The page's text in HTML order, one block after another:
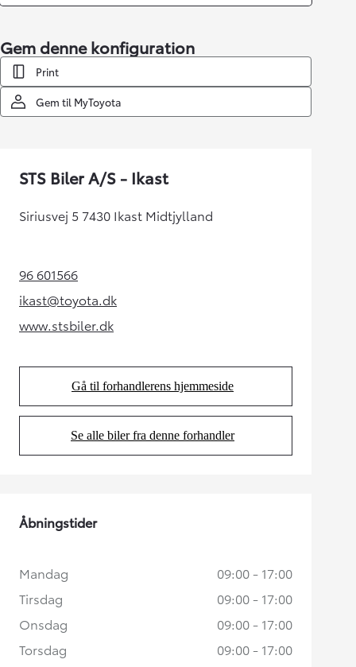
Gem denne konfiguration
Print
Gem til MyToyota
STS Biler A/S - Ikast
Siriusvej 5 7430 Ikast Midtjylland
96 601566(Opens in new tab)
ikast@toyota.dk(Opens in new tab)
www.stsbiler.dk(Opens in new tab)
Gå til forhandlerens hjemmeside
(Opens in new tab)
Se alle biler fra denne forhandler
(Opens in new tab)
Åbningstider
Mandag
09:00 - 17:00
Tirsdag
09:00 - 17:00
Onsdag
09:00 - 17:00
Torsdag
09:00 - 17:00